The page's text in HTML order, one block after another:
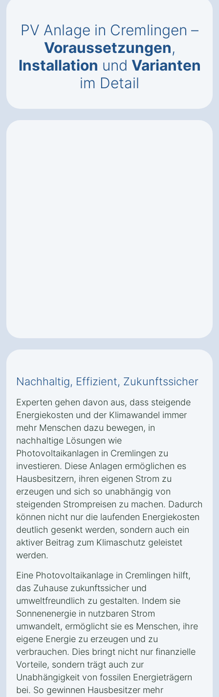
PV Anlage in Cremlingen –
Voraussetzungen,
Installation und Varianten
im Detail
Nachhaltig, Effizient, Zukunftssicher
Experten gehen davon aus, dass steigende
Energiekosten und der Klimawandel immer
mehr Menschen dazu bewegen, in
nachhaltige Lösungen wie
Photovoltaikanlagen in Cremlingen zu
investieren. Diese Anlagen ermöglichen es
Hausbesitzern, ihren eigenen Strom zu
erzeugen und sich so unabhängig von
steigenden Strompreisen zu machen. Dadurch
können nicht nur die laufenden Energiekosten
deutlich gesenkt werden, sondern auch ein
aktiver Beitrag zum Klimaschutz geleistet
werden.
Eine Photovoltaikanlage in Cremlingen hilft,
das Zuhause zukunftssicher und
umweltfreundlich zu gestalten. Indem sie
Sonnenenergie in nutzbaren Strom
umwandelt, ermöglicht sie es Menschen, ihre
eigene Energie zu erzeugen und zu
verbrauchen. Dies bringt nicht nur finanzielle
Vorteile, sondern trägt auch zur
Unabhängigkeit von fossilen Energieträgern
bei. So gewinnen Hausbesitzer mehr